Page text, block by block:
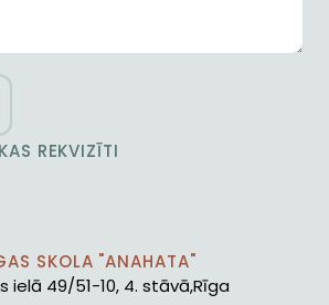
REKVIZĪTI
SKOLA "ANAHATA"
ielā 49/51-10, 4. stāvā,Rīga